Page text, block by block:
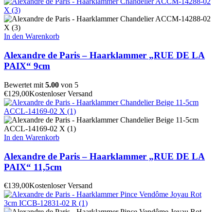
In den Warenkorb
Alexandre de Paris – Haarklammer „RUE DE LA
PAIX“ 9cm
Bewertet mit 5.00 von 5
€129,00Kostenloser Versand
In den Warenkorb
Alexandre de Paris – Haarklammer „RUE DE LA
PAIX“ 11,5cm
€139,00Kostenloser Versand